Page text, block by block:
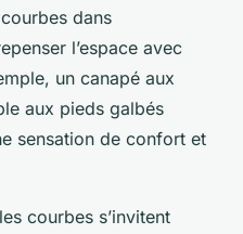
dans
l’espace avec
un canapé aux
aux pieds galbés
sensation de confort et
courbes s’invitent